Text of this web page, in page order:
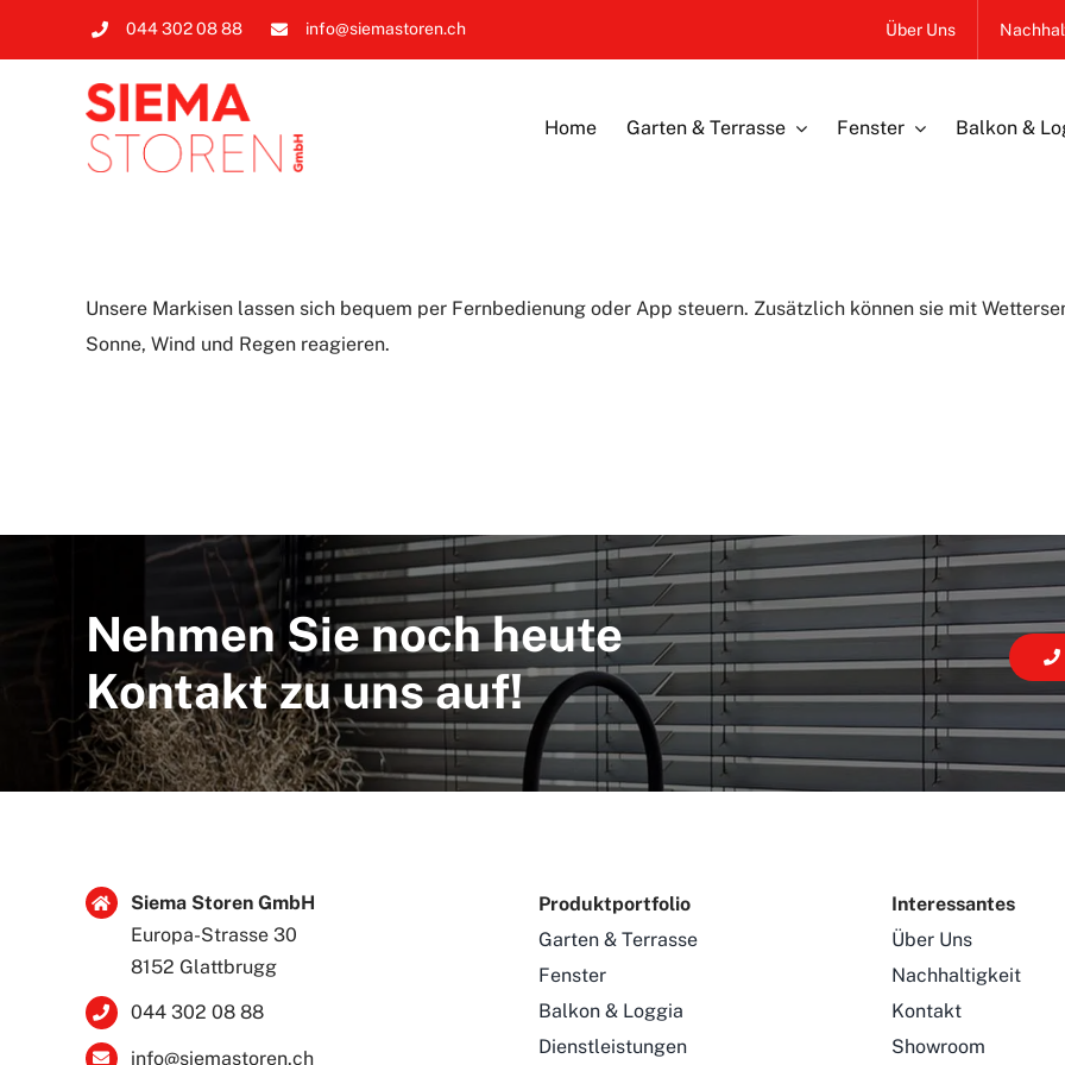
044 302 08 88 info@siemastoren.ch Über Uns
Home Garten & Terrasse Fenster Balkon &
Unsere Markisen lassen sich bequem per Fernbedienung oder App steuern. Zusätzlich können sie mit
Sonne, Wind und Regen reagieren.
Nehmen Sie noch heute
Kontakt zu uns auf!
Siema Storen GmbH
Europa-Strasse 30
8152 Glattbrugg
044 302 08 88
info@siemastoren.ch
Produktportfolio
Garten & Terrasse
Fenster
Balkon & Loggia
Dienstleistungen
Interessantes
Über Uns
Nachhaltigkeit
Kontakt
Showroom